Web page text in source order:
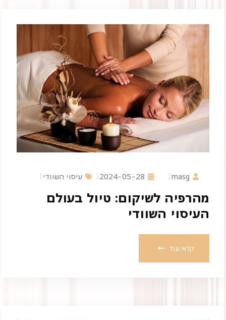
masg
2024-05-28 עיסוי השוודי
מהרפיה לשיקום: טיול בעולם
העיסוי השוודי
קרא עוד